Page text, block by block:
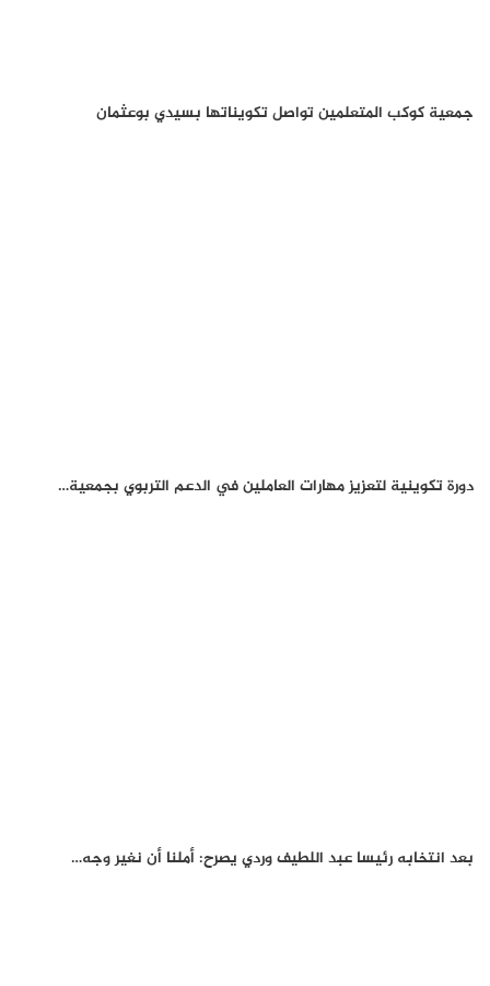
جمعية كوكب المتعلمين تواصل تكويناتها بسيدي بوعثمان
دورة تكوينية لتعزيز مهارات العاملين في الدعم التربوي بجمعية…
بعد انتخابه رئيسا عبد اللطيف وردي يصرح: أملنا أن نغير وجه…